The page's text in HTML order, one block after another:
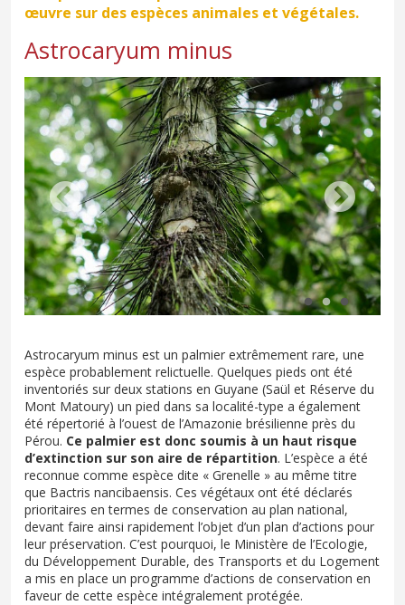
œuvre sur des espèces animales et végétales.
Astrocaryum minus
Astrocaryum minus est un palmier extrêmement rare, une
espèce probablement relictuelle. Quelques pieds ont été
inventoriés sur deux stations en Guyane (Saül et Réserve du
Mont Matoury) un pied dans sa localité-type a également
été répertorié à l’ouest de l’Amazonie brésilienne près du
Pérou. Ce palmier est donc soumis à un haut risque
d’extinction sur son aire de répartition. L’espèce a été
reconnue comme espèce dite « Grenelle » au même titre
que Bactris nancibaensis. Ces végétaux ont été déclarés
prioritaires en termes de conservation au plan national,
devant faire ainsi rapidement l’objet d’un plan d’actions pour
leur préservation. C’est pourquoi, le Ministère de l’Ecologie,
du Développement Durable, des Transports et du Logement
a mis en place un programme d’actions de conservation en
faveur de cette espèce intégralement protégée.